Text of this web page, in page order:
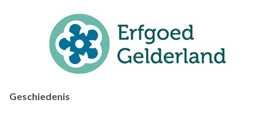
Geschiedenis